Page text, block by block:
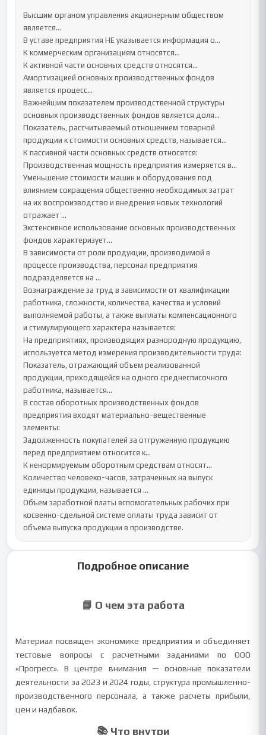
Высшим органом управления акционерным обществом
является…
В уставе предприятия НЕ указывается информация о…
К коммерческим организациям относятся…
К активной части основных средств относятся…
Амортизацией основных производственных фондов
является процесс…
Важнейшим показателем производственной структуры
основных производственных фондов является доля…
Показатель, рассчитываемый отношением товарной
продукции к стоимости основных средств, называется...
К пассивной части основных средств относятся:
Производственная мощность предприятия измеряется в…
Уменьшение стоимости машин и оборудования под
влиянием сокращения общественно необходимых затрат
на их воспроизводство и внедрения новых технологий
отражает …
Экстенсивное использование основных производственных
фондов характеризует…
В зависимости от роли продукции, производимой в
процессе производства, персонал предприятия
подразделяется на …
Вознаграждение за труд в зависимости от квалификации
работника, сложности, количества, качества и условий
выполняемой работы, а также выплаты компенсационного
и стимулирующего характера называется:
На предприятиях, производящих разнородную продукцию,
используется метод измерения производительности труда:
Показатель, отражающий объем реализованной
продукции, приходящейся на одного среднесписочного
работника, называется…
В состав оборотных производственных фондов
предприятия входят материально-вещественные
элементы:
Задолженность покупателей за отгруженную продукцию
перед предприятием относится к…
К ненормируемым оборотным средствам относят…
Количество человеко-часов, затраченных на выпуск
единицы продукции, называется …
Объем заработной платы вспомогательных рабочих при
косвенно-сдельной системе оплаты труда зависит от
объема выпуска продукции в производстве.
Подробное описание
📘 О чем эта работа
Материал посвящен экономике предприятия и объединяет
тестовые вопросы с расчетными заданиями по ООО
«Прогресс». В центре внимания — основные показатели
деятельности за 2023 и 2024 годы, структура промышленно-
производственного персонала, а также расчеты прибыли,
цен и надбавок.
📚 Что внутри